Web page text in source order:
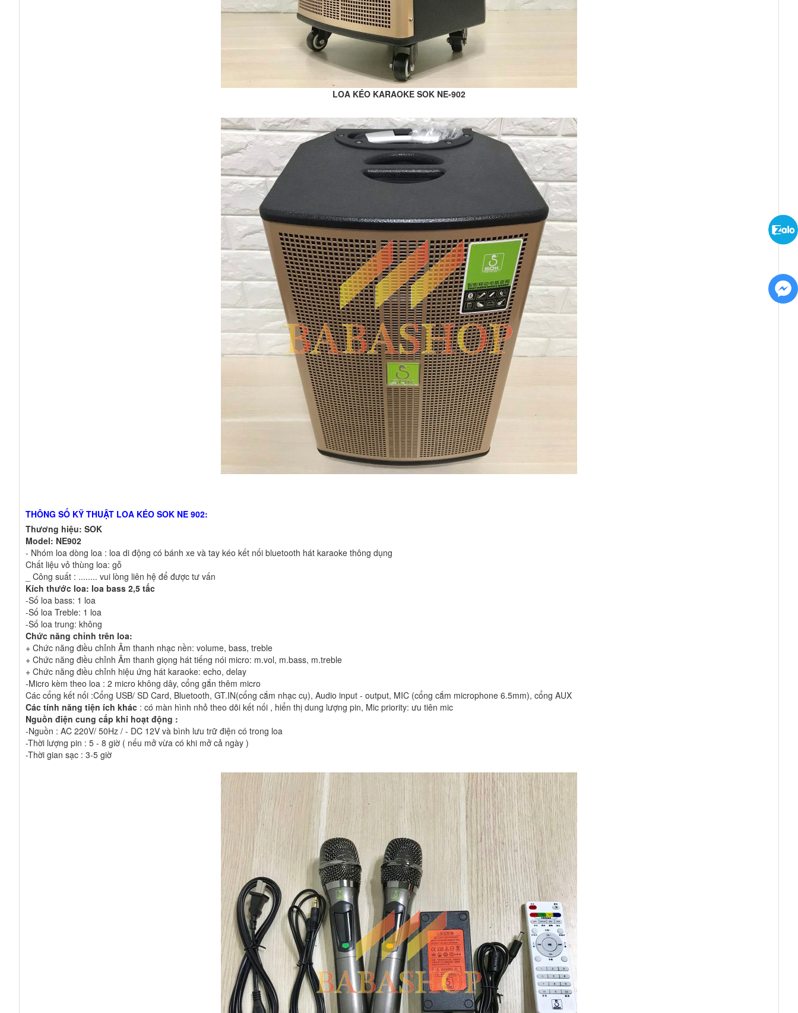
LOA KÉO KARAOKE SOK NE-902
THÔNG SỐ KỸ THUẬT LOA KÉO SOK NE 902:
Thương hiệu: SOK
Model: NE902
- Nhóm loa dòng loa : loa di động có bánh xe và tay kéo kết nối bluetooth hát karaoke thông dụng
Chất liệu vỏ thùng loa: gỗ
_ Công suất : ........ vui lòng liên hệ để được tư vấn
Kích thước loa: loa bass 2,5 tấc
-Số loa bass: 1 loa
-Số loa Treble: 1 loa
-Số loa trung: không
Chức năng chỉnh trên loa:
+ Chức năng điều chỉnh Âm thanh nhạc nền: volume, bass, treble
+ Chức năng điều chỉnh Âm thanh giọng hát tiếng nói micro: m.vol, m.bass, m.treble
+ Chức năng điều chỉnh hiệu ứng hát karaoke: echo, delay
-Micro kèm theo loa : 2 micro không dây, cổng gắn thêm micro
Các cổng kết nối :Cổng USB/ SD Card, Bluetooth, GT.IN(cổng cắm nhạc cụ), Audio input - output, MIC (cổng cắm microphone 6.5mm), cổng AUX
Các tính năng tiện ích khác : có màn hình nhỏ theo dõi kết nối , hiển thị dung lượng pin, Mic priority: ưu tiên mic
Nguồn điện cung cấp khi hoạt động :
-Nguồn : AC 220V/ 50Hz / - DC 12V và bình lưu trữ điện có trong loa
-Thời lượng pin : 5 - 8 giờ ( nếu mở vừa có khi mở cả ngày )
-Thời gian sạc : 3-5 giờ